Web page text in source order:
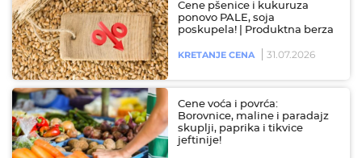
Cene pšenice i kukuruza
ponovo PALE, soja
poskupela! | Produktna berza
KRETANJE CENA 31.07.2026
Cene voća i povrća:
Borovnice, maline i paradajz
skuplji, paprika i tikvice
jeftinije!